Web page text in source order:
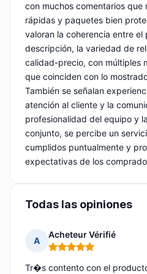
con muchos comentarios que
rápidas y paquetes bien
valoran la coherencia entre el
descripción, la variedad de
calidad-precio, con múltiples
que coinciden con lo
También se señalan
atención al cliente y la
profesionalidad del equipo y
conjunto, se percibe un
cumplidos puntualmente y
expectativas de los
Todas las opiniones
A
Acheteur Vérifié
Nota: 5 de 5
Tr�s contento con el